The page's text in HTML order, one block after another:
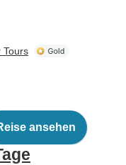
Tours
ansehen